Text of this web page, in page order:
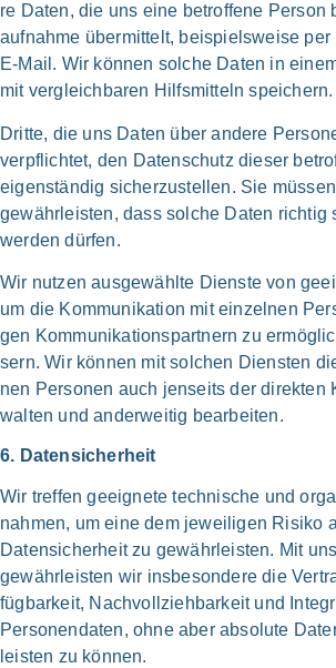
re Daten, die uns eine betrof­fe­ne Per­son
aufnahme über­mit­telt, bei­spiels­wei­se per
E‑Mail. Wir kön­nen sol­che Daten in
mit ver­gleich­ba­ren Hilfs­mitteln spei­chern.
Drit­te, die uns Daten über ande­re
ver­pflich­tet, den Daten­schutz die­ser
eigen­ständig sicher­zu­stel­len. Sie
gewähr­leisten, dass sol­che Daten rich­tig
wer­den dür­fen.
Wir nut­zen aus­ge­wähl­te Dien­ste von
um die Kommuni­kation mit ein­zel­nen
gen Kommunikations­partnern zu
sern. Wir kön­nen mit sol­chen Dien­sten
nen Per­so­nen auch jen­seits der direk­ten
wal­ten und ander­wei­tig bear­bei­ten.
6. Daten­sicherheit
Wir tref­fen geeig­ne­te tech­ni­sche und
nahmen, um eine dem jewei­li­gen Risi­ko
Daten­sicherheit zu gewähr­leisten. Mit
gewähr­leisten wir ins­be­son­de­re die
fügbarkeit, Nach­vollzieh­barkeit und
Personen­daten, ohne aber abso­lu­te
lei­sten zu kön­nen.